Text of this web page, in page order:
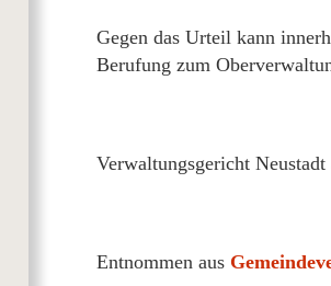
Gegen das Urteil kann
Berufung zum
Verwaltungsgericht
Entnommen aus